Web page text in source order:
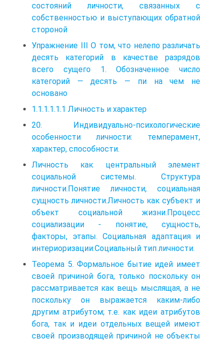
состояний личности, связанных с
собственностью и выступающих обратной
стороной
Упражнение III О том, что нелепо различать
десять категорий в качестве разрядов
всего сущего 1. Обозначенное число
категорий — десять — пи на чем не
основано
1.1.1.1.1.1 Личность и характер
20. Индивидуально-психологические
особенности личности: темперамент,
характер, способности.
Личность как центральный элемент
социальной системы. Структура
личности.Понятие личности, социальная
сущность личности.Личность как субъект и
объект социальной жизни.Процесс
социализации - понятие, сущность,
факторы, этапы. Социальная адаптация и
интериоризации.Социальный тип личности.
Теорема 5. Формальное бытие идей имеет
своей причиной бога, только поскольку он
рассматривается как вещь мыслящая, а не
поскольку он выражается каким-либо
другим атрибутом; т.е. как идеи атрибутов
бога, так и идеи отдельных вещей имеют
своей производящей причиной не объекты